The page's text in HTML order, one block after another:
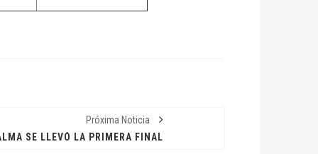
Próxima Noticia
SE LLEVÓ LA PRIMERA FINAL